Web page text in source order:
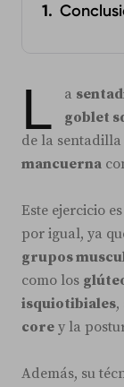
L a
goblet
de la
mancuerna
Este ejercicio
por igual, ya
grupos
como los
isquiotibiales,
core y la
Además, su